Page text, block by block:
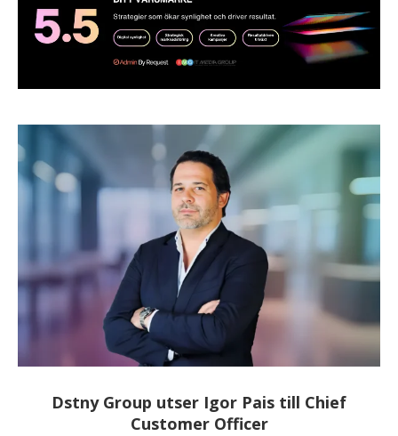
Dstny Group utser Igor Pais till Chief
Customer Officer